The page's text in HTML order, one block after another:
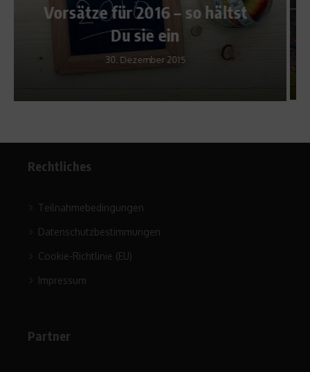
Murmeltier – Nachlese zum
Spiel Bayern München-1. FC
Köln
Rechtliches
Teilnahmebedingungen
Datenschutzbestimmungen
Cookie-Richtlinie (EU)
Impressum
Partner